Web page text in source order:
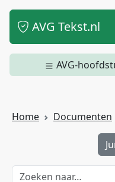
AVG Tekst.nl
AVG-
Home Documenten